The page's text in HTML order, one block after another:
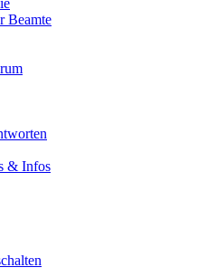
Beamte
& Infos